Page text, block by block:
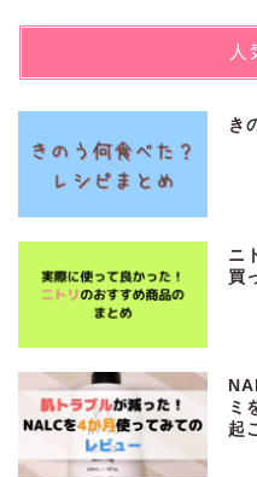
t
人
き
ニ
買
ミ
起